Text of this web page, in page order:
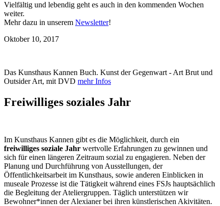
Vielfältig und lebendig geht es auch in den kommenden Wochen
weiter.
Mehr dazu in unserem Newsletter!
Oktober 10, 2017
Das Kunsthaus Kannen Buch. Kunst der Gegenwart - Art Brut und
Outsider Art, mit DVD mehr Infos
Freiwilliges soziales Jahr
Im Kunsthaus Kannen gibt es die Möglichkeit, durch ein
freiwilliges soziale Jahr wertvolle Erfahrungen zu gewinnen und
sich für einen längeren Zeitraum sozial zu engagieren. Neben der
Planung und Durchführung von Ausstellungen, der
Öffentlichkeitsarbeit im Kunsthaus, sowie anderen Einblicken in
museale Prozesse ist die Tätigkeit während eines FSJs hauptsächlich
die Begleitung der Ateliergruppen. Täglich unterstützen wir
Bewohner*innen der Alexianer bei ihren künstlerischen Akivitäten.